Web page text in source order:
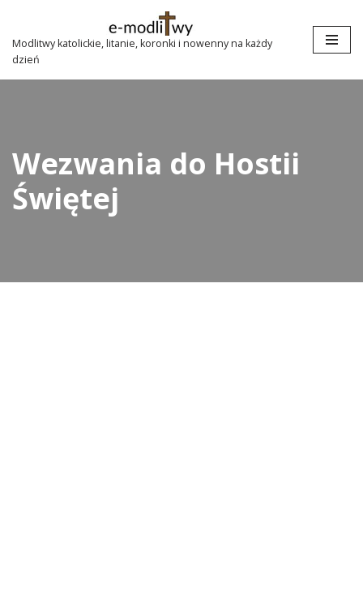
Przejdź
do
treści
Modlitwy katolickie, litanie, koronki i nowenny na każdy
dzień
Wezwania do Hostii
Świętej